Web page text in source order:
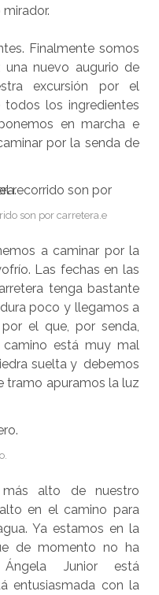
Finalmente somos
nuevo augurio de
excursión por el
los ingredientes
en marcha e
por la senda de
son por carretera.e
a caminar por la
Las fechas en las
tenga bastante
poco y llegamos a
el que, por senda,
está muy mal
suelta y debemos
tramo apuramos la luz
alto de nuestro
en el camino para
Ya estamos en la
de momento no ha
Junior está
entusiasmada con la